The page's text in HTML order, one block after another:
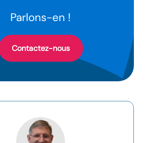
Parlons-en !
Contactez-nous